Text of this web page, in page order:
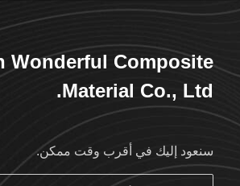
Wonderful Composite
Material Co., Ltd.
سنعود إليك في أقرب وقت ممكن.